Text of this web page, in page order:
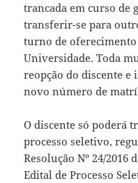
trancada em curso de
transferir-se para
turno de oferecimento
Universidade. Toda
reopção do discente
novo número de
O discente só poderá
processo seletivo,
Resolução Nº 24/2016
Edital de Processo